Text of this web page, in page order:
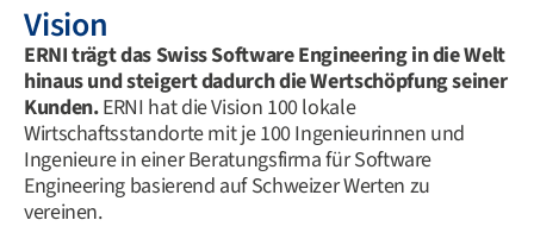
Vision
ERNI trägt das Swiss Software Engineering in die Welt
hinaus und steigert dadurch die Wertschöpfung seiner
Kunden.ERNI hat die Vision 100 lokale
Wirtschaftsstandorte mit je 100Ingenieurinnen und
Ingenieurein einer Beratungsfirma für Software
Engineering basierend auf Schweizer Werten zu
vereinen.